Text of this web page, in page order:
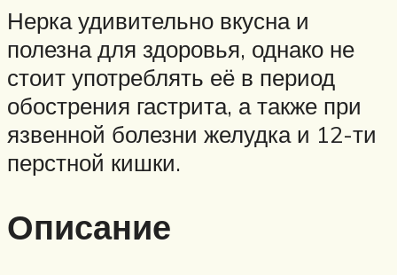
Нерка удивительно вкусна и
полезна для здоровья, однако не
стоит употреблять её в период
обострения гастрита, а также при
язвенной болезни желудка и 12-ти
перстной кишки.
Описание